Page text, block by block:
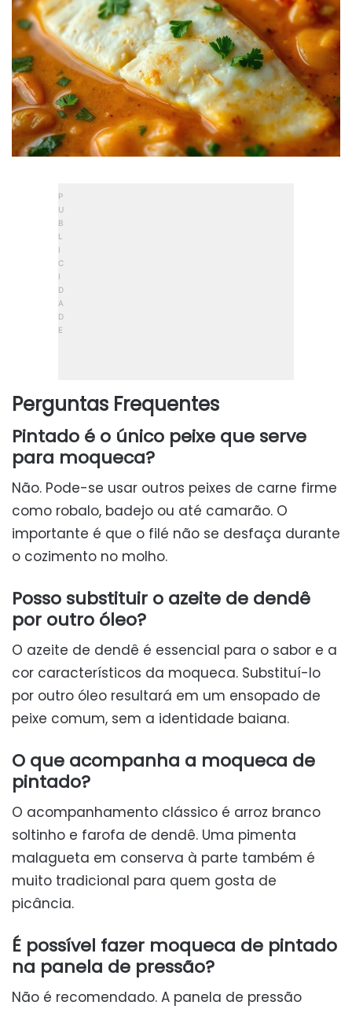
Perguntas Frequentes
Pintado é o único peixe que serve
para moqueca?
Não. Pode-se usar outros peixes de carne firme
como robalo, badejo ou até camarão. O
importante é que o filé não se desfaça durante
o cozimento no molho.
Posso substituir o azeite de dendê
por outro óleo?
O azeite de dendê é essencial para o sabor e a
cor característicos da moqueca. Substituí-lo
por outro óleo resultará em um ensopado de
peixe comum, sem a identidade baiana.
O que acompanha a moqueca de
pintado?
O acompanhamento clássico é arroz branco
soltinho e farofa de dendê. Uma pimenta
malagueta em conserva à parte também é
muito tradicional para quem gosta de
picância.
É possível fazer moqueca de pintado
na panela de pressão?
Não é recomendado. A panela de pressão